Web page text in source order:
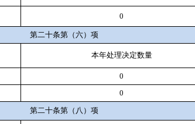
0
第二十条第（六）项
本年处理决定数量
0
0
第二十条第（八）项